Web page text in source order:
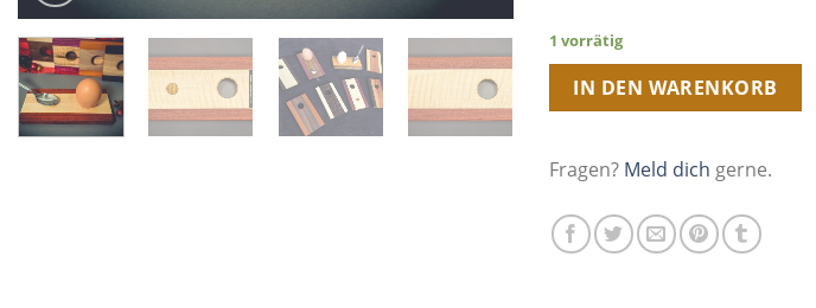
1 vorrätig
IN DEN WARENKORB
Fragen? Meld dich gerne.